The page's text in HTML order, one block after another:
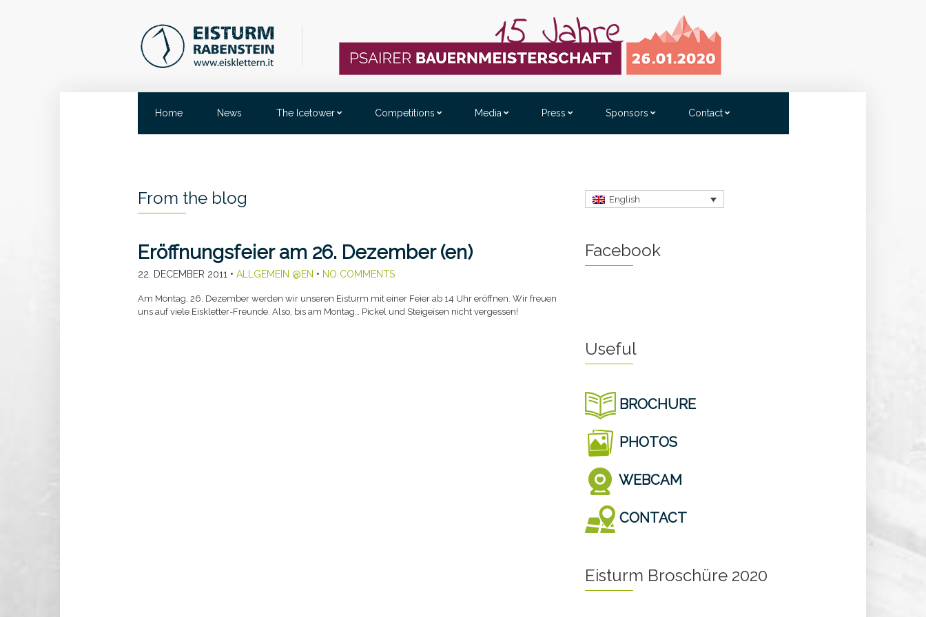
Home News The Icetower Competitions Media Press Sponsors Contact
From the blog
Eröffnungsfeier am 26. Dezember (en)
22. DECEMBER 2011 • ALLGEMEIN @EN • NO COMMENTS
Am Montag, 26. Dezember werden wir unseren Eisturm mit einer Feier ab 14 Uhr eröffnen. Wir freuen
uns auf viele Eiskletter-Freunde. Also, bis am Montag… Pickel und Steigeisen nicht vergessen!
English
Facebook
Useful
BROCHURE
PHOTOS
WEBCAM
CONTACT
Eisturm Broschüre 2020